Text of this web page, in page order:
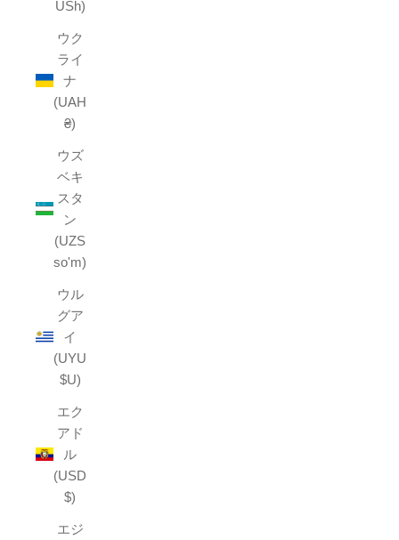
USh)
ウク
ライ
ナ
(UAH
₴)
ウズ
ベキ
スタ
ン
(UZS
so'm)
ウル
グア
イ
(UYU
$U)
エク
アド
ル
(USD
$)
エジ